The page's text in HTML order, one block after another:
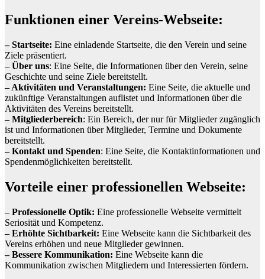
Funktionen einer Vereins-Webseite:
– Startseite: Eine einladende Startseite, die den Verein und seine
Ziele präsentiert.
– Über uns: Eine Seite, die Informationen über den Verein, seine
Geschichte und seine Ziele bereitstellt.
– Aktivitäten und Veranstaltungen: Eine Seite, die aktuelle und
zukünftige Veranstaltungen auflistet und Informationen über die
Aktivitäten des Vereins bereitstellt.
– Mitgliederbereich: Ein Bereich, der nur für Mitglieder zugänglich
ist und Informationen über Mitglieder, Termine und Dokumente
bereitstellt.
– Kontakt und Spenden: Eine Seite, die Kontaktinformationen und
Spendenmöglichkeiten bereitstellt.
Vorteile einer professionellen Webseite:
– Professionelle Optik: Eine professionelle Webseite vermittelt
Seriosität und Kompetenz.
– Erhöhte Sichtbarkeit: Eine Webseite kann die Sichtbarkeit des
Vereins erhöhen und neue Mitglieder gewinnen.
– Bessere Kommunikation: Eine Webseite kann die
Kommunikation zwischen Mitgliedern und Interessierten fördern.